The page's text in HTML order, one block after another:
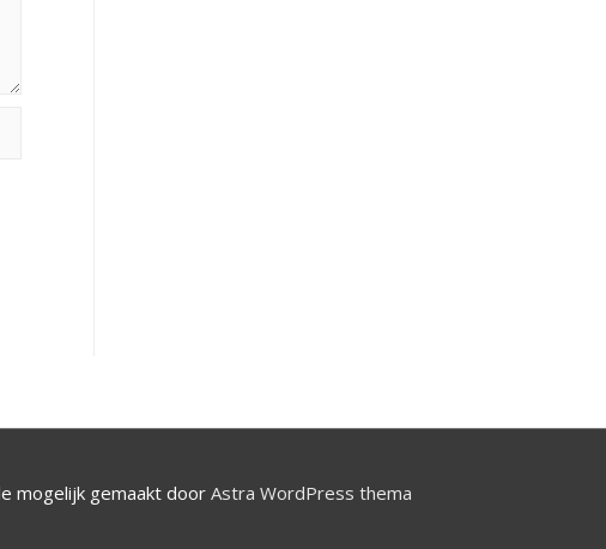
mogelijk gemaakt door Astra WordPress thema